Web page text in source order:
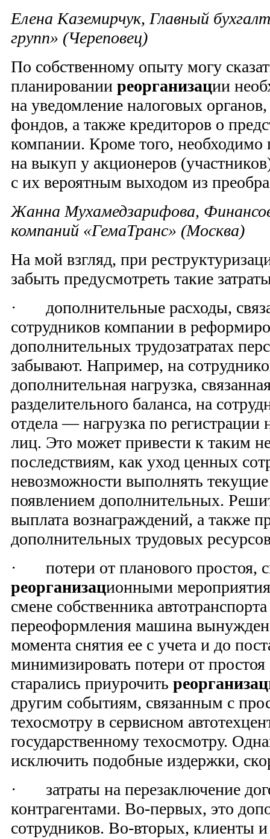
Елена Каземирчук, Главный
групп» (Череповец)
По собственному опыту могу
планировании реорганизации
на уведомление налоговых
фондов, а также кредиторов о
компании. Кроме того, необходимо
на выкуп у акционеров
с их вероятным выходом из
Жанна Мухамедзарифова,
компаний «ГемаТранс» (Москва)
На мой взгляд, при
забыть предусмотреть такие
· дополнительные расходы,
сотрудников компании в
дополнительных трудозатратах
забывают. Например, на
дополнительная нагрузка,
разделительного баланса, на
отдела — нагрузка по
лиц. Это может привести к таким
последствиям, как уход ценных
невозможности выполнять текущие
появлением дополнительных.
выплата вознаграждений, а также
дополнительных трудовых
· потери от планового простоя,
реорганизационными
смене собственника
переоформления машина
момента снятия ее с учета и до
минимизировать потери от
старались приурочить реорганизац
другим событиям, связанным с
техосмотру в сервисном
государственному техосмотру.
исключить подобные издержки,
· затраты на перезаключение
контрагентами. Во-первых, это
сотрудников. Во-вторых, клиенты